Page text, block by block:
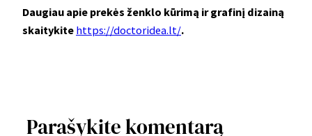
Daugiau apie prekės ženklo kūrimą ir grafinį dizainą
skaitykite https://doctoridea.lt/.
Parašykite komentarą